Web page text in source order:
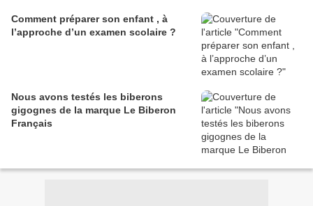
Comment préparer son enfant , à
l’approche d’un examen scolaire ?
Nous avons testés les biberons
gigognes de la marque Le Biberon
Français